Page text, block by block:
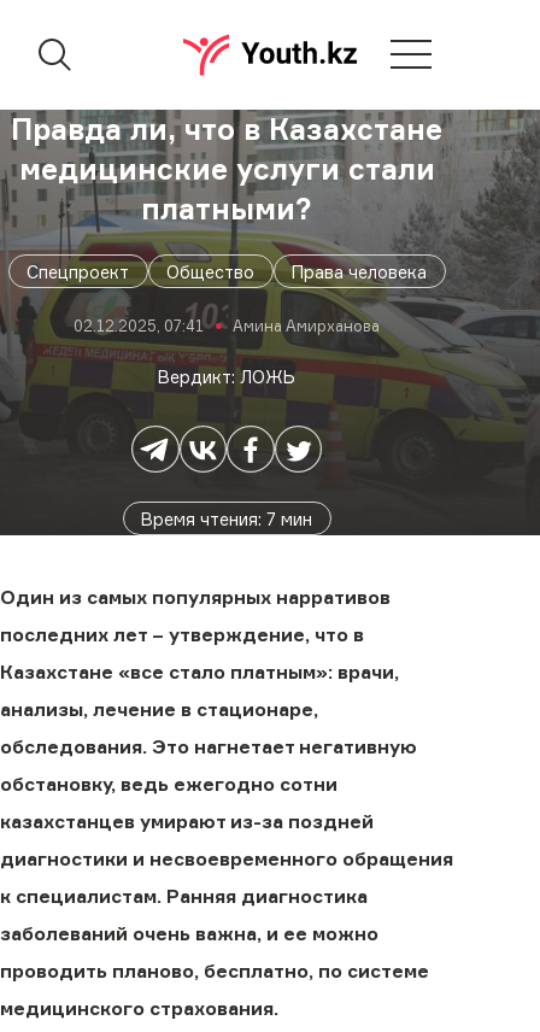
Правда ли, что в Казахстане
медицинские услуги стали
платными?
Спецпроект Общество Права человека
02.12.2025, 07:41 Амина Амирханова
Вердикт: ЛОЖЬ
Время чтения:7 мин
Один из самых популярных нарративов
последних лет – утверждение, что в
Казахстане «все стало платным»: врачи,
анализы, лечение в стационаре,
обследования. Это нагнетает негативную
обстановку, ведь ежегодно сотни
казахстанцев умирают из-за поздней
диагностики и несвоевременного обращения
к специалистам. Ранняя диагностика
заболеваний очень важна, и ее можно
проводить планово, бесплатно, по системе
медицинского страхования.